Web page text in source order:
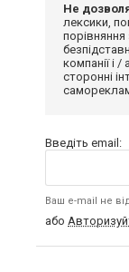
Не
лексики,
компанії і
сторонні
Введіть email:
Ваш e-mail не
або